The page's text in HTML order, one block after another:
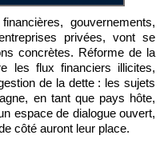
privées, vont se
concrètes. Réforme de la
les flux financiers illicites,
de la dette : les sujets
en tant que pays hôte,
espace de dialogue ouvert,
côté auront leur place.